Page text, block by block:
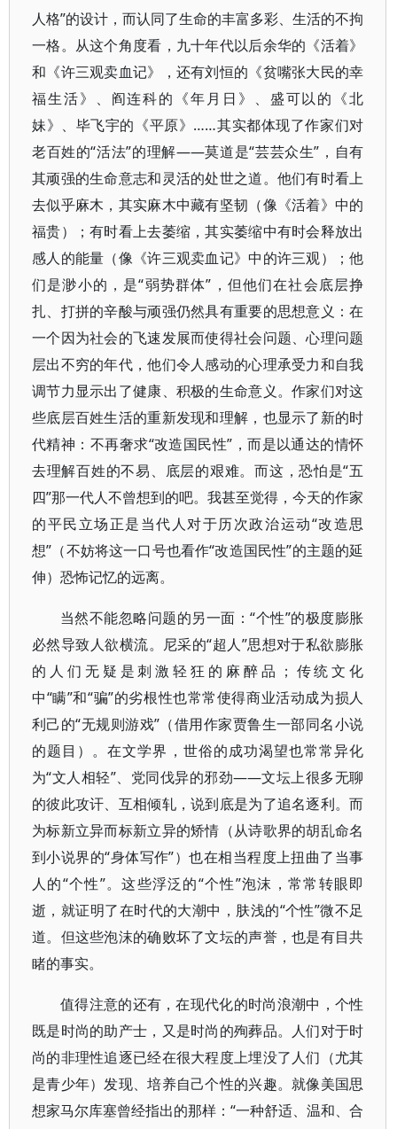
人格”的设计，而认同了生命的丰富多彩、生活的不拘
一格。从这个角度看，九十年代以后余华的《活着》
和《许三观卖血记》，还有刘恒的《贫嘴张大民的幸
福生活》、阎连科的《年月日》、盛可以的《北
妹》、毕飞宇的《平原》……其实都体现了作家们对
老百姓的“活法”的理解——莫道是“芸芸众生”，自有
其顽强的生命意志和灵活的处世之道。他们有时看上
去似乎麻木，其实麻木中藏有坚韧（像《活着》中的
福贵）；有时看上去萎缩，其实萎缩中有时会释放出
感人的能量（像《许三观卖血记》中的许三观）；他
们是渺小的，是“弱势群体”，但他们在社会底层挣
扎、打拼的辛酸与顽强仍然具有重要的思想意义：在
一个因为社会的飞速发展而使得社会问题、心理问题
层出不穷的年代，他们令人感动的心理承受力和自我
调节力显示出了健康、积极的生命意义。作家们对这
些底层百姓生活的重新发现和理解，也显示了新的时
代精神：不再奢求“改造国民性”，而是以通达的情怀
去理解百姓的不易、底层的艰难。而这，恐怕是“五
四”那一代人不曾想到的吧。我甚至觉得，今天的作家
的平民立场正是当代人对于历次政治运动“改造思
想”（不妨将这一口号也看作“改造国民性”的主题的延
伸）恐怖记忆的远离。
当然不能忽略问题的另一面：“个性”的极度膨胀
必然导致人欲横流。尼采的“超人”思想对于私欲膨胀
的人们无疑是刺激轻狂的麻醉品；传统文化
中“瞒”和“骗”的劣根性也常常使得商业活动成为损人
利己的“无规则游戏”（借用作家贾鲁生一部同名小说
的题目）。在文学界，世俗的成功渴望也常常异化
为“文人相轻”、党同伐异的邪劲——文坛上很多无聊
的彼此攻讦、互相倾轧，说到底是为了追名逐利。而
为标新立异而标新立异的矫情（从诗歌界的胡乱命名
到小说界的“身体写作”）也在相当程度上扭曲了当事
人的“个性”。这些浮泛的“个性”泡沫，常常转眼即
逝，就证明了在时代的大潮中，肤浅的“个性”微不足
道。但这些泡沫的确败坏了文坛的声誉，也是有目共
睹的事实。
值得注意的还有，在现代化的时尚浪潮中，个性
既是时尚的助产士，又是时尚的殉葬品。人们对于时
尚的非理性追逐已经在很大程度上埋没了人们（尤其
是青少年）发现、培养自己个性的兴趣。就像美国思
想家马尔库塞曾经指出的那样：“一种舒适、温和、合